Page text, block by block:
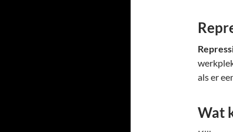
als er
Wat